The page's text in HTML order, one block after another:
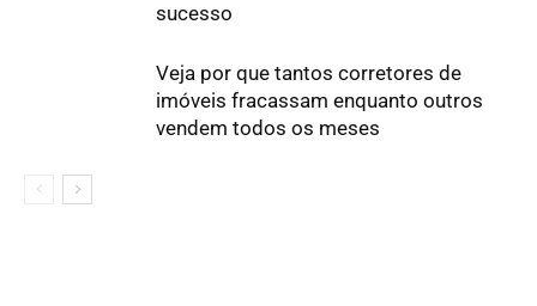
sucesso
Veja por que tantos corretores de
imóveis fracassam enquanto outros
vendem todos os meses